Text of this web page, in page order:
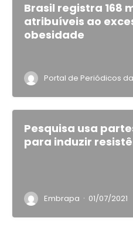
Brasil registra 168
atribuíveis ao
obesidade
Portal de Periódicos da
Pesquisa usa
para induzir
Embrapa · 01/07/2021